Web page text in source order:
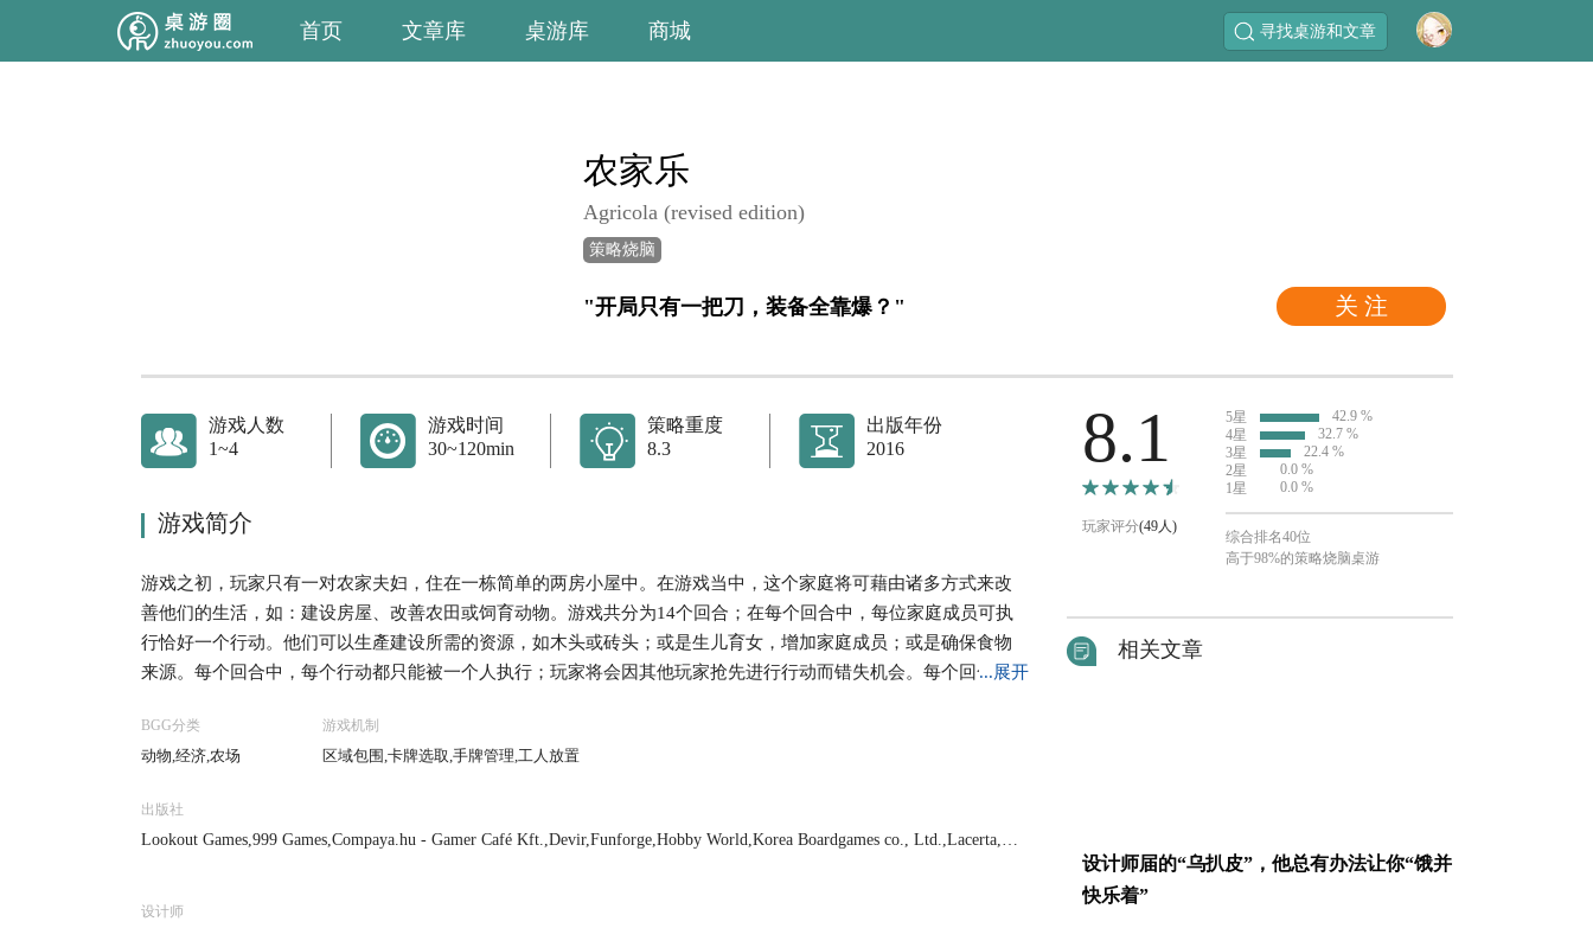
首页 文章库 桌游库 商城 寻找桌游和文章
关 注
农家乐
Agricola (revised edition)
策略烧脑
"开局只有一把刀，装备全靠爆？"
游戏人数
1~4
游戏时间
30~120min
策略重度
8.3
出版年份
2016
游戏简介
游戏之初，玩家只有一对农家夫妇，住在一栋简单的两房小屋中。在游戏当中，这个家庭将可藉由诸多方式来改
善他们的生活，如：建设房屋、改善农田或饲育动物。游戏共分为14个回合；在每个回合中，每位家庭成员可执
行恰好一个行动。他们可以生產建设所需的资源，如木头或砖头；或是生儿育女，增加家庭成员；或是确保食物
来源。每个回合中，每个行动都只能被一个人执行；玩家将会因其他玩家抢先进行行动而错失机会。每个回合皆
与栅栏、麦子、蔬菜、绵羊、野猪与牛的数量进行计分。房屋的扩建与翻修、家庭成员的数量、以及已使用的职
业与发展卡，也会带来额外的分数。
...展开
BGG分类
动物,经济,农场
游戏机制
区域包围,卡牌选取,手牌管理,工人放置
出版社
Lookout Games,999 Games,Compaya.hu - Gamer Café Kft.,Devir,Funforge,Hobby World,Korea Boardgames co., Ltd.,Lacerta,La
设计师
8.1
玩家评分(49人)
5星
42.9 %
4星
32.7 %
3星
22.4 %
2星
0.0 %
1星
0.0 %
综合排名40位
高于98%的策略烧脑桌游
相关文章
设计师届的“乌扒皮”，他总有办法让你“饿并
快乐着”